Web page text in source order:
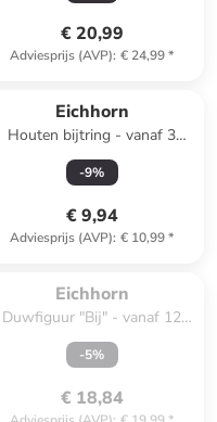
€ 20,99
Adviesprijs (AVP): € 24,99*
Eichhorn
Houten bijtring - vanaf 3
maanden
-9%
€ 9,94
Adviesprijs (AVP): € 10,99*
uitverkocht.
Eichhorn
Duwfiguur "Bij" - vanaf 12
maanden
-5%
€ 18,84